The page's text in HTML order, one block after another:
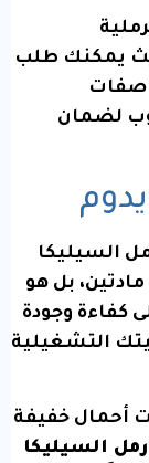
يمكنك طلب
لضمان
السيليكا
بل هو
كفاءة وجودة
التشغيلية
أحمال خفيفة
رمل السيليكا